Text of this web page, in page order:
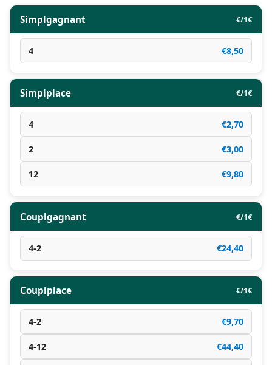
Simplgagnant €/1€
4 €8,50
Simplplace €/1€
4 €2,70
2 €3,00
12 €9,80
Couplgagnant €/1€
4-2 €24,40
Couplplace €/1€
4-2 €9,70
4-12 €44,40